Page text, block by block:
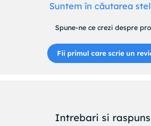
Suntem în căutarea
Spune-ne ce crezi despre
Fii primul care scrie un
Intrebari si